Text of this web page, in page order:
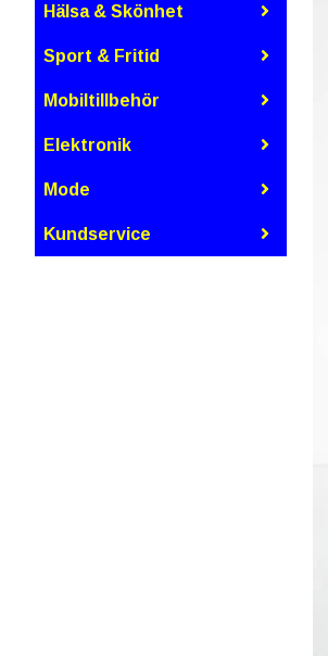
Hälsa & Skönhet
Sport & Fritid
Mobiltillbehör
Elektronik
Mode
Kundservice